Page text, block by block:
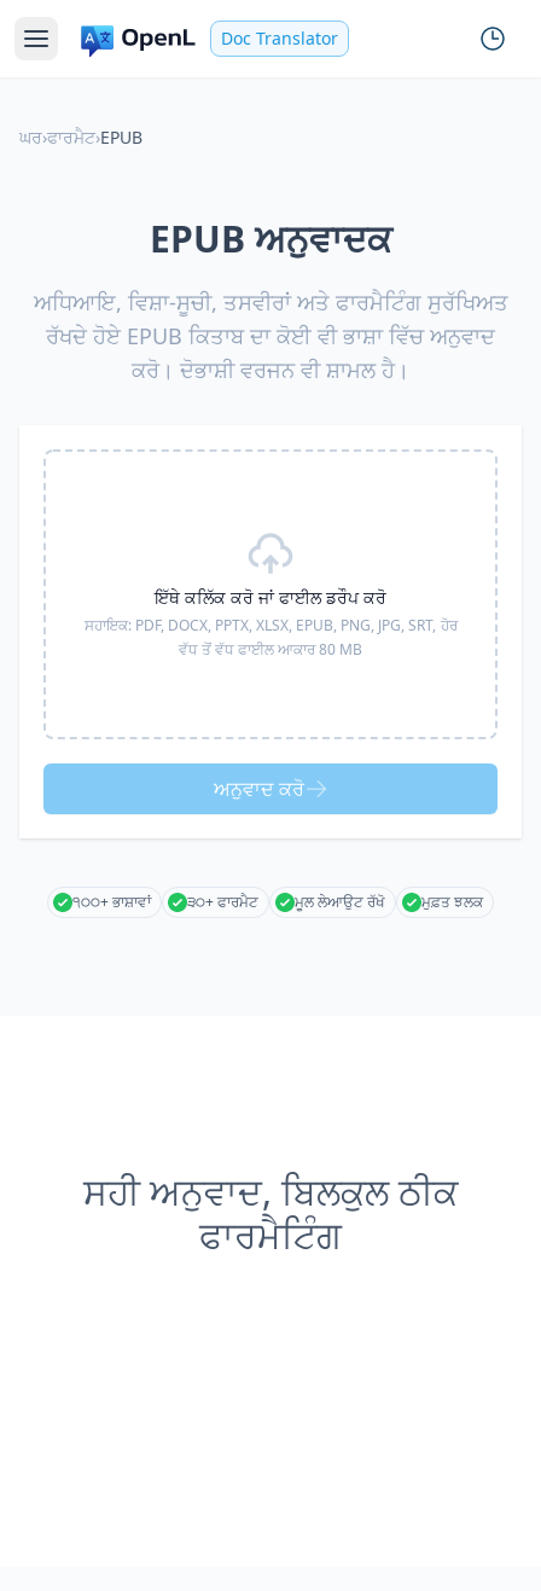
Doc Translator
ਘਰ›ਫਾਰਮੈਟ›EPUB
EPUB ਅਨੁਵਾਦਕ
ਅਧਿਆਇ, ਵਿਸ਼ਾ-ਸੂਚੀ, ਤਸਵੀਰਾਂ ਅਤੇ ਫਾਰਮੈਟਿੰਗ ਸੁਰੱਖਿਅਤ
ਰੱਖਦੇ ਹੋਏ EPUB ਕਿਤਾਬ ਦਾ ਕੋਈ ਵੀ ਭਾਸ਼ਾ ਵਿੱਚ ਅਨੁਵਾਦ
ਕਰੋ। ਦੋਭਾਸ਼ੀ ਵਰਜਨ ਵੀ ਸ਼ਾਮਲ ਹੈ।
ਇੱਥੇ ਕਲਿੱਕ ਕਰੋ ਜਾਂ ਫਾਈਲ ਡਰੌਪ ਕਰੋ
ਸਹਾਇਕ: PDF, DOCX, PPTX, XLSX, EPUB, PNG, JPG, SRT, ਹੋਰ
ਵੱਧ ਤੋਂ ਵੱਧ ਫਾਈਲ ਆਕਾਰ 80 MB
ਅਨੁਵਾਦ ਕਰੋ
੧੦੦+ ਭਾਸ਼ਾਵਾਂ ੩੦+ ਫਾਰਮੈਟ ਮੂਲ ਲੇਆਉਟ ਰੱਖੋ ਮੁਫ਼ਤ ਝਲਕ
ਸਹੀ ਅਨੁਵਾਦ, ਬਿਲਕੁਲ ਠੀਕ
ਫਾਰਮੈਟਿੰਗ